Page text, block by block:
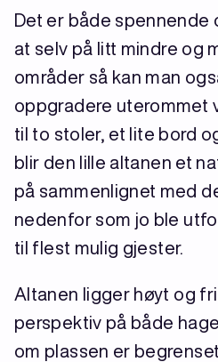
Det er både spennende
at selv på litt mindre og
områder så kan man
oppgradere uterommet
til to stoler, et lite bord
blir den lille altanen et
på sammenlignet med
nedenfor som jo ble
til flest mulig gjester.
Altanen ligger høyt og
perspektiv på både
om plassen er